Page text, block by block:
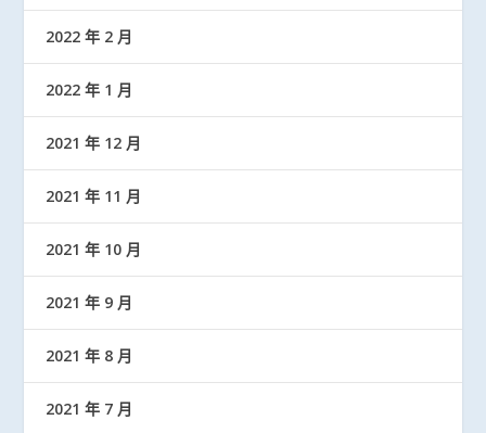
2022 年 2 月
2022 年 1 月
2021 年 12 月
2021 年 11 月
2021 年 10 月
2021 年 9 月
2021 年 8 月
2021 年 7 月